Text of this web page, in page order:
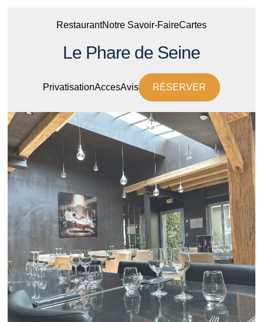
RestaurantNotre Savoir-FaireCartes
Le Phare de Seine
PrivatisationAccesAvis RÉSERVER